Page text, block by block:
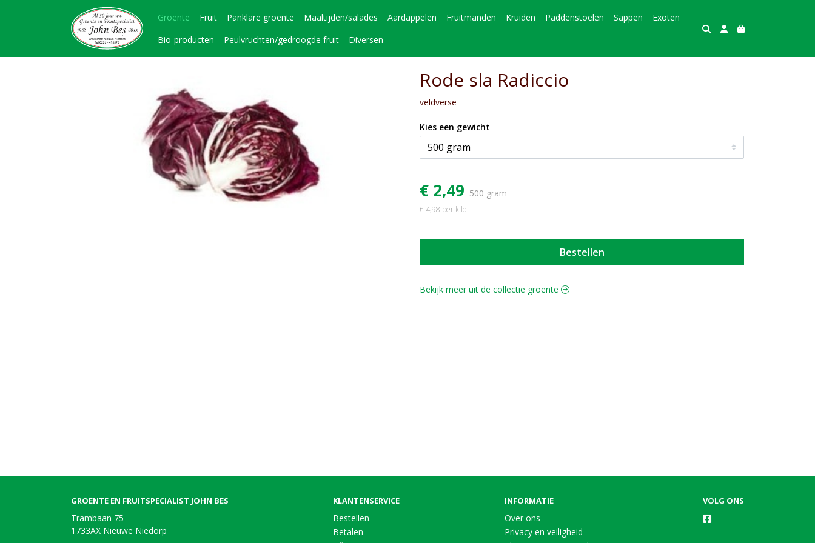
Groente Fruit Panklare groente Maaltijden/salades Aardappelen Fruitmanden Kruiden Paddenstoelen Sappen
Exoten
Bio-producten
Peulvruchten/gedroogde fruit Diversen
Rode sla Radiccio
veldverse
Kies een gewicht
€ 2,49 500 gram
€ 4,98 per kilo
Bestellen
Bekijk meer uit de collectie groente
GROENTE EN FRUITSPECIALIST JOHN BES
Trambaan 75
1733AX Nieuwe Niedorp
KLANTENSERVICE
Bestellen
Betalen
INFORMATIE
Over ons
Privacy en veiligheid
VOLG ONS